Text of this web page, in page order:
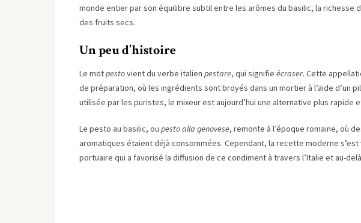
monde entier par son équilibre subtil entre les arômes du basilic, la richesse
des fruits secs.
Un peu d’histoire
Le motpestovient du verbe italien pestare, qui signifie écraser. Cette
de préparation, où les ingrédients sont broyés dans un mortier à l’aide d’un
utilisée par les puristes, le mixeur est aujourd’hui une alternative plus rapide
Le pesto au basilic, ou pesto alla genovese, remonte à l’époque romaine, où
aromatiques étaient déjà consommées. Cependant, la recette moderne
portuaire qui a favorisé la diffusion de ce condiment à travers l’Italie et au-